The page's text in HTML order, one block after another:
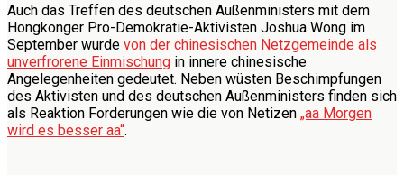
Auch das Treffen des deutschen Außenministers mit dem
Hongkonger Pro-Demokratie-Aktivisten Joshua Wong im
September wurde von der chinesischen Netzgemeinde als
unverfrorene Einmischung in innere chinesische
Angelegenheiten gedeutet. Neben wüsten Beschimpfungen
des Aktivisten und des deutschen Außenministers finden sich
als Reaktion Forderungen wie die von Netizen „aa Morgen
wird es besser aa“.